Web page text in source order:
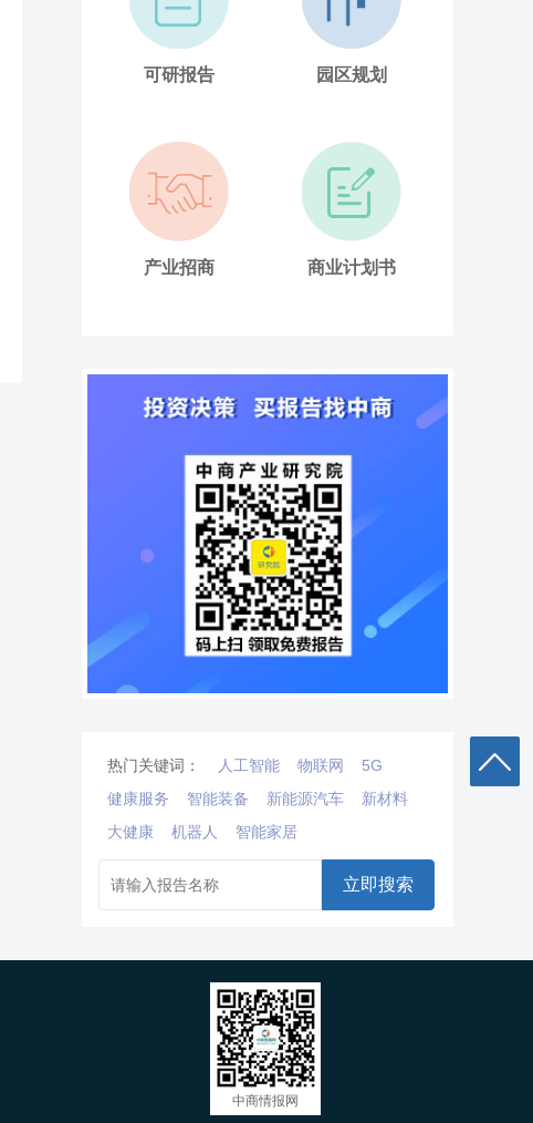
可研报告 园区规划
产业招商 商业计划书
热门关键词： 人工智能 物联网
5G
健康服务
智能装备 新能源汽车
新材料
大健康
机器人 智能家居
立即搜索
中商情报网